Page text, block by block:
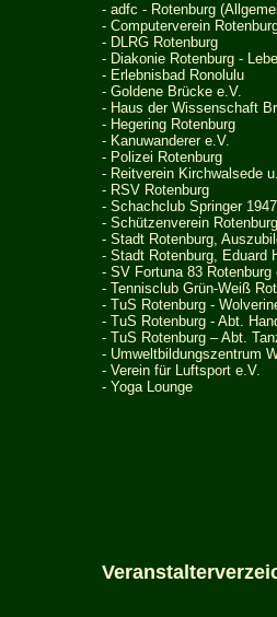
- adfc - Rotenburg
- Computerverein
- DLRG Rotenburg
- Diakonie Rotenburg -
- Erlebnisbad Ronolulu
- Goldene Brücke e.V.
- Haus der Wissenschaft
- Hegering Rotenburg
- Kanuwanderer e.V.
- Polizei Rotenburg
- Reitverein Kirchwalsede
- RSV Rotenburg
- Schachclub Springer
- Schützenverein
- Stadt Rotenburg,
- Stadt Rotenburg, Eduard
- SV Fortuna 83
- Tennisclub Grün-Weiß
- TuS Rotenburg -
- TuS Rotenburg - Abt.
- TuS Rotenburg – Abt.
- Umweltbildungszentrum
- Verein für Luftsport e.V.
- Yoga Lounge